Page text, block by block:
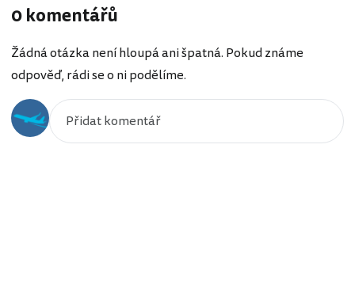
0 komentářů
Žádná otázka není hloupá ani špatná. Pokud známe
odpověď, rádi se o ni podělíme.